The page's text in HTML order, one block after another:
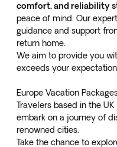
comfort, and reliability
peace of mind. Our
guidance and support
return home.
We aim to provide you
exceeds your
Europe Vacation
Travelers based in the UK
embark on a journey of
renowned cities.
Take the chance to